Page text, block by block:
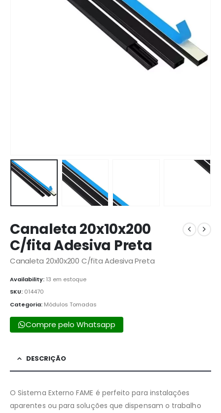
Canaleta 20x10x200
C/fita Adesiva Preta
Canaleta 20x10x200 C/fita Adesiva Preta
Availability: 13 em estoque
SKU: 014470
Categoria: Módulos Tomadas
Compre pelo Whatsapp
DESCRIÇÃO
O Sistema Externo FAME é perfeito para instalações
aparentes ou para soluções que dispensam o trabalho